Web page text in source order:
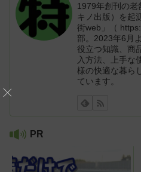
1979年創刊の老
キノ出版）を起
街web」（
部。2023年6月
役立つ知識、商
入方法、上手な
様の快適な暮ら
ています。
PR